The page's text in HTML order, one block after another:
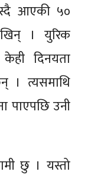
आएकी ५०
। युरिक
दिनयता
। त्यसमाथि
पाएपछि उनी
छु । यस्तो